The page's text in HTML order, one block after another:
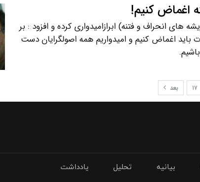
اغماض کنیم!
های انحراف و فتنه) ابرازامیدواری کرده و افزود : بر
اغماض کنیم و امیدواریم همه اصولگرایان دست
۱۷ بعد
بیانیه تحلیل یادداشت